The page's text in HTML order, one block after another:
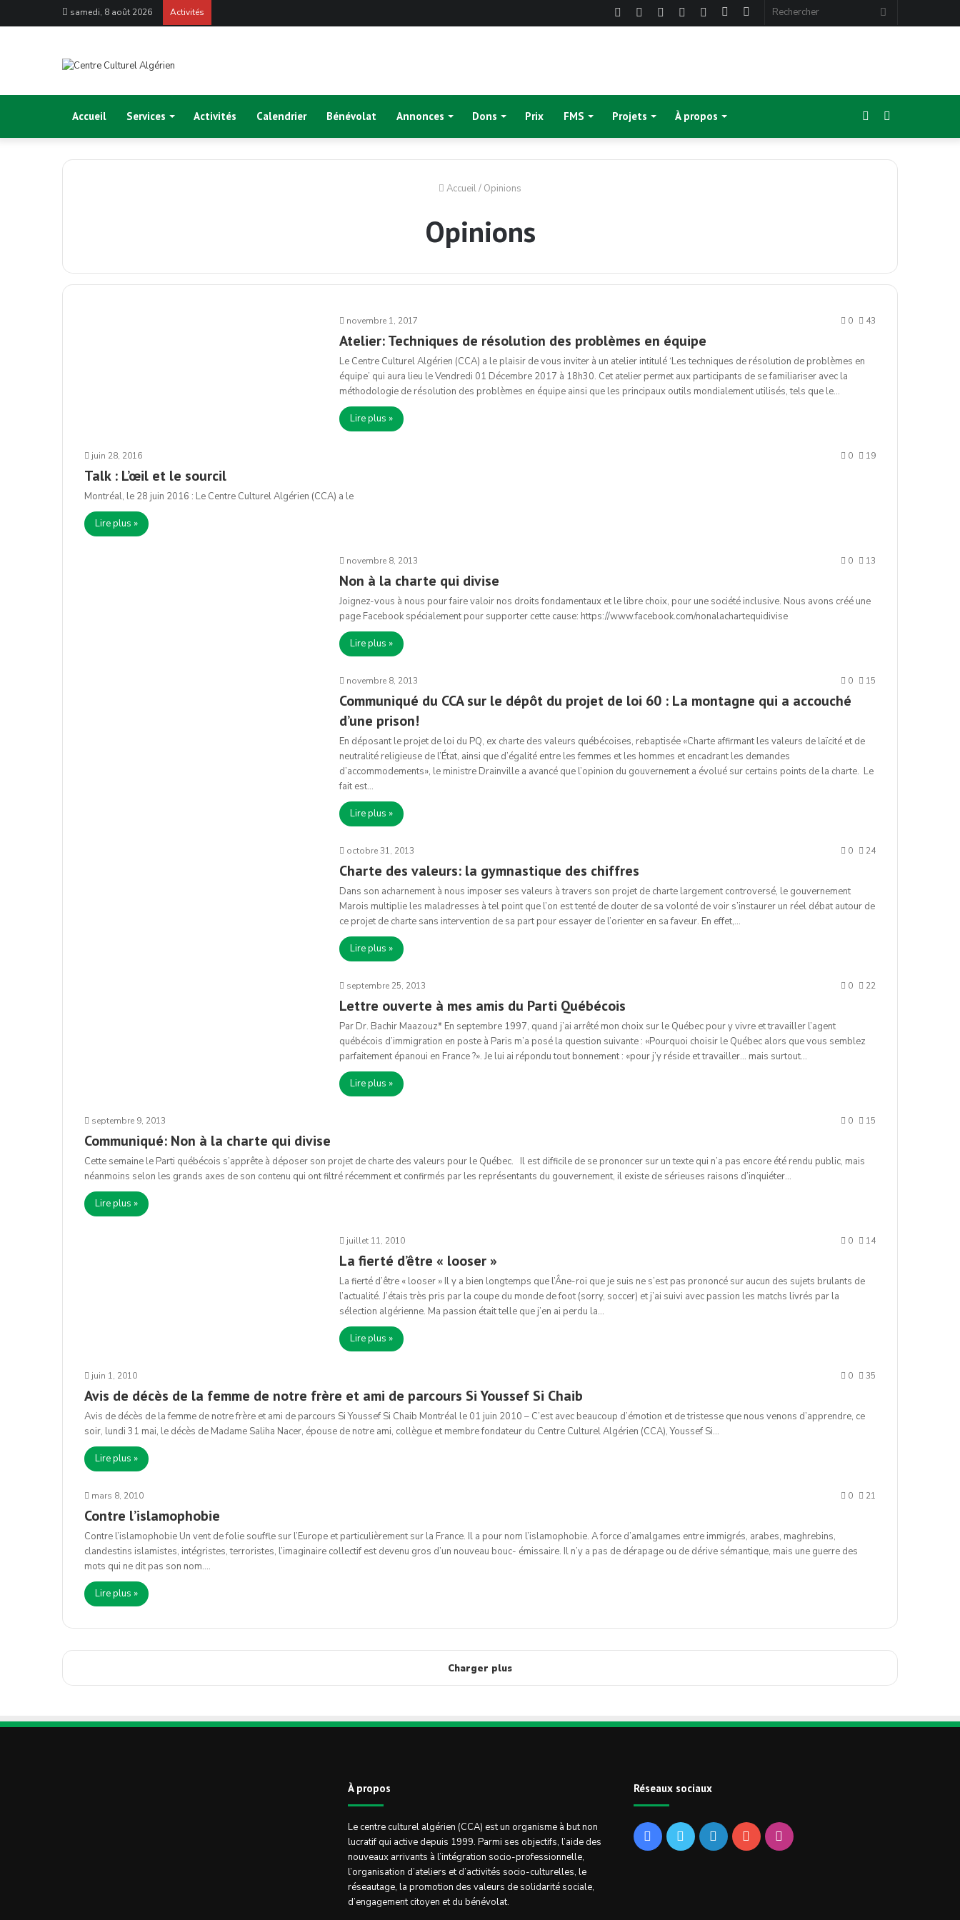
samedi, 8 août 2026 Activités Rechercher
Sidebar
Article
Instagram
YouTube
Linkedin
Twitter
Facebook
Accueil Services Activités Calendrier Bénévolat Annonces Dons Prix FMS Projets À propos
skin
Sidebar
(barre
Accueil/ Opinions
Opinions
novembre 1, 2017 0 43
Atelier: Techniques de résolution des problèmes en équipe
Le Centre Culturel Algérien (CCA) a le plaisir de vous inviter à un atelier intitulé ‘Les techniques de résolution de problèmes en
équipe’ qui aura lieu le Vendredi 01 Décembre 2017 à 18h30. Cet atelier permet aux participants de se familiariser avec la
méthodologie de résolution des problèmes en équipe ainsi que les principaux outils mondialement utilisés, tels que le…
Lire plus »
juin 28, 2016 0 19
Talk : L’œil et le sourcil
Montréal, le 28 juin 2016 : Le Centre Culturel Algérien (CCA) a le
Lire plus »
novembre 8, 2013 0 13
Non à la charte qui divise
Joignez-vous à nous pour faire valoir nos droits fondamentaux et le libre choix, pour une société inclusive. Nous avons créé une
page Facebook spécialement pour supporter cette cause: https://www.facebook.com/nonalachartequidivise
Lire plus »
novembre 8, 2013 0 15
Communiqué du CCA sur le dépôt du projet de loi 60 : La montagne qui a accouché
d’une prison!
En déposant le projet de loi du PQ, ex charte des valeurs québécoises, rebaptisée «Charte affirmant les valeurs de laïcité et de
neutralité religieuse de l’État, ainsi que d’égalité entre les femmes et les hommes et encadrant les demandes
d’accommodements», le ministre Drainville a avancé que l’opinion du gouvernement a évolué sur certains points de la charte. Le
fait est…
Lire plus »
octobre 31, 2013 0 24
Charte des valeurs: la gymnastique des chiffres
Dans son acharnement à nous imposer ses valeurs à travers son projet de charte largement controversé, le gouvernement
Marois multiplie les maladresses à tel point que l’on est tenté de douter de sa volonté de voir s’instaurer un réel débat autour de
ce projet de charte sans intervention de sa part pour essayer de l’orienter en sa faveur. En effet,…
Lire plus »
septembre 25, 2013 0 22
Lettre ouverte à mes amis du Parti Québécois
Par Dr. Bachir Maazouz* En septembre 1997, quand j’ai arrêté mon choix sur le Québec pour y vivre et travailler l’agent
québécois d’immigration en poste à Paris m’a posé la question suivante : «Pourquoi choisir le Québec alors que vous semblez
parfaitement épanoui en France ?». Je lui ai répondu tout bonnement : «pour j’y réside et travailler… mais surtout…
Lire plus »
septembre 9, 2013 0 15
Communiqué: Non à la charte qui divise
Cette semaine le Parti québécois s’apprête à déposer son projet de charte des valeurs pour le Québec. Il est difficile de se prononcer sur un texte qui n’a pas encore été rendu public, mais
néanmoins selon les grands axes de son contenu qui ont filtré récemment et confirmés par les représentants du gouvernement, il existe de sérieuses raisons d’inquiéter…
Lire plus »
juillet 11, 2010 0 14
La fierté d’être « looser »
La fierté d’être « looser » Il y a bien longtemps que l’Âne-roi que je suis ne s’est pas prononcé sur aucun des sujets brulants de
l’actualité. J’étais très pris par la coupe du monde de foot (sorry, soccer) et j’ai suivi avec passion les matchs livrés par la
sélection algérienne. Ma passion était telle que j’en ai perdu la…
Lire plus »
juin 1, 2010 0 35
Avis de décès de la femme de notre frère et ami de parcours Si Youssef Si Chaib
Avis de décès de la femme de notre frère et ami de parcours Si Youssef Si Chaib Montréal le 01 juin 2010 – C’est avec beaucoup d’émotion et de tristesse que nous venons d’apprendre, ce
soir, lundi 31 mai, le décès de Madame Saliha Nacer, épouse de notre ami, collègue et membre fondateur du Centre Culturel Algérien (CCA), Youssef Si…
Lire plus »
mars 8, 2010 0 21
Contre l’islamophobie
Contre l’islamophobie Un vent de folie souffle sur l’Europe et particulièrement sur la France. Il a pour nom l’islamophobie. A force d’amalgames entre immigrés, arabes, maghrebins,
clandestins islamistes, intégristes, terroristes, l’imaginaire collectif est devenu gros d’un nouveau bouc- émissaire. Il n’y a pas de dérapage ou de dérive sémantique, mais une guerre des
mots qui ne dit pas son nom.…
Lire plus »
Charger plus
À propos
Le centre culturel algérien (CCA) est un organisme à but non
lucratif qui active depuis 1999. Parmi ses objectifs, l’aide des
nouveaux arrivants à l’intégration socio-professionnelle,
l’organisation d’ateliers et d’activités socio-culturelles, le
réseautage, la promotion des valeurs de solidarité sociale,
d’engagement citoyen et du bénévolat.
Réseaux sociaux
FacebookTwitterLinkedinYouTubeInstagram